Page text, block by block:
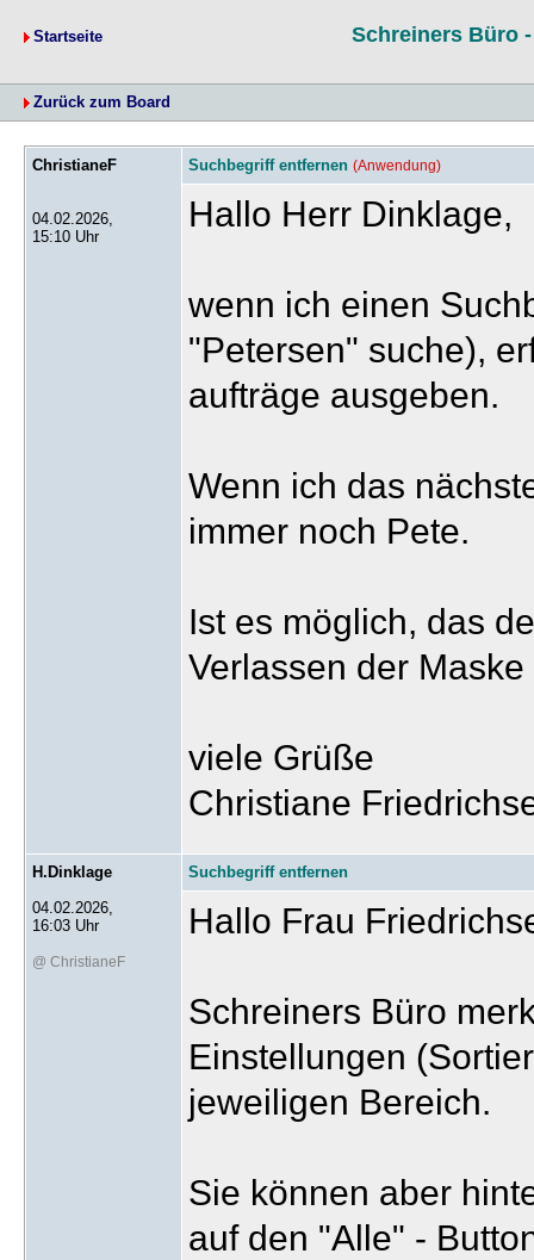
Startseite Schreiners Büro
Zurück zum Board
ChristianeF
04.02.2026,
15:10 Uhr
Suchbegriff entfernen (Anwendung)
Hallo Herr Dinklage,
wenn ich einen
"Petersen" suche),
aufträge ausgeben.
Wenn ich das
immer noch Pete.
Ist es möglich, das
Verlassen der
viele Grüße
Christiane
H.Dinklage
04.02.2026,
16:03 Uhr
@ ChristianeF
Suchbegriff entfernen
Hallo Frau
Schreiners Büro
Einstellungen
jeweiligen Bereich.
Sie können aber
auf den "Alle" -